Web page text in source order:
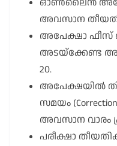
അവസാന തീയതി:
അപേക്ഷാ
അടയ്ക്കേണ്ട
20.
അപേക്ഷയിൽ
സമയം
അവസാന വാരം
പരീക്ഷാ